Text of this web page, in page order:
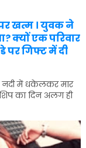
खत्म । युवक ने
क्यों एक परिवार
पर गिफ्ट में दी
नदी में धकेलकर मार
का दिन अलग ही